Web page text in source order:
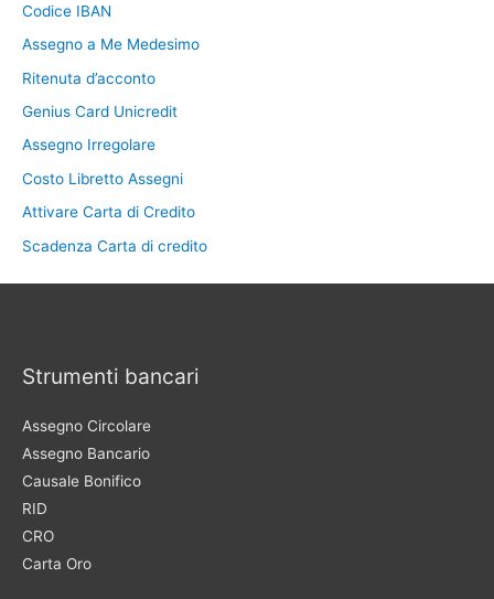
Codice IBAN
Assegno a Me Medesimo
Ritenuta d’acconto
Genius Card Unicredit
Assegno Irregolare
Costo Libretto Assegni
Attivare Carta di Credito
Scadenza Carta di credito
Strumenti bancari
Assegno Circolare
Assegno Bancario
Causale Bonifico
RID
CRO
Carta Oro